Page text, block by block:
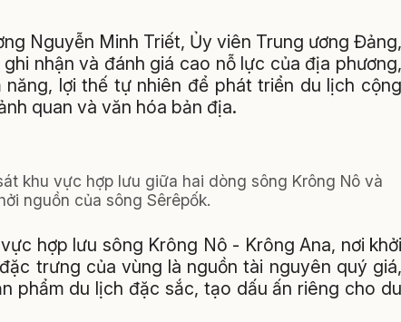
Nguyễn Minh Triết, Ủy viên Trung ương Đảng,
nhận và đánh giá cao nỗ lực của địa phương,
lợi thế tự nhiên để phát triển du lịch cộng
quan và văn hóa bản địa.
khu vực hợp lưu giữa hai dòng sông Krông Nô và
nguồn của sông Sêrêpốk.
hợp lưu sông Krông Nô - Krông Ana, nơi khởi
trưng của vùng là nguồn tài nguyên quý giá,
phẩm du lịch đặc sắc, tạo dấu ấn riêng cho du